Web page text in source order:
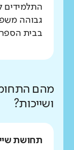
התלמידים
גבוהה
בבית
מהם
ושייכות?
תחושת